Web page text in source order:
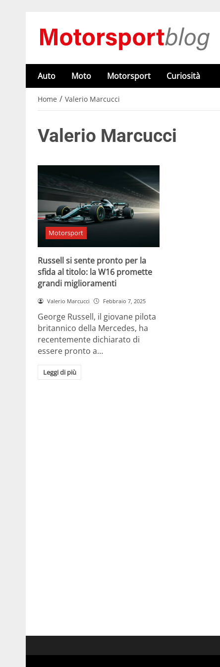
Auto Moto Motorsport Curiosità
Home / Valerio Marcucci
Valerio Marcucci
Motorsport
Russell si sente pronto per la
sfida al titolo: la W16 promette
grandi miglioramenti
Valerio Marcucci Febbraio 7, 2025
George Russell, il giovane pilota
britannico della Mercedes, ha
recentemente dichiarato di
essere pronto a…
Leggi di più